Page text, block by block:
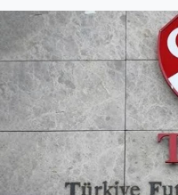
RESMİ İLANLAR